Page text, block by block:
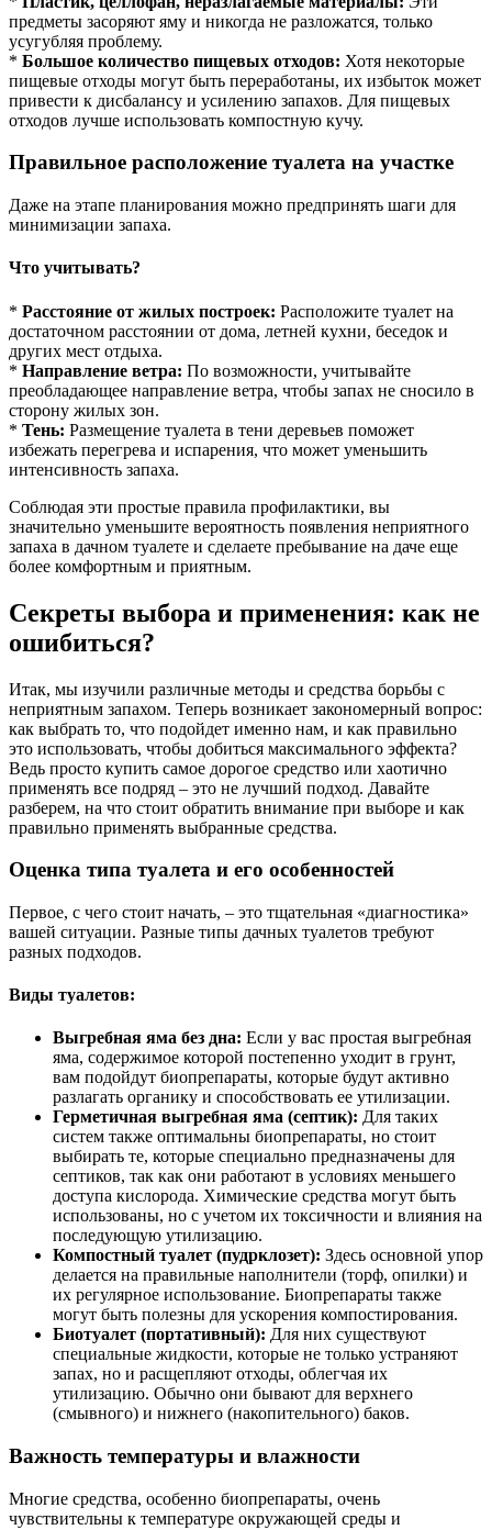
предметы засоряют яму и никогда не разложатся, только
усугубляя проблему.
* Большое количество пищевых отходов: Хотя некоторые
пищевые отходы могут быть переработаны, их избыток может
привести к дисбалансу и усилению запахов. Для пищевых
отходов лучше использовать компостную кучу.
Правильное расположение туалета на участке
Даже на этапе планирования можно предпринять шаги для
минимизации запаха.
Что учитывать?
* Расстояние от жилых построек: Расположите туалет на
достаточном расстоянии от дома, летней кухни, беседок и
других мест отдыха.
* Направление ветра: По возможности, учитывайте
преобладающее направление ветра, чтобы запах не сносило в
сторону жилых зон.
* Тень: Размещение туалета в тени деревьев поможет
избежать перегрева и испарения, что может уменьшить
интенсивность запаха.
Соблюдая эти простые правила профилактики, вы
значительно уменьшите вероятность появления неприятного
запаха в дачном туалете и сделаете пребывание на даче еще
более комфортным и приятным.
Секреты выбора и применения: как не
ошибиться?
Итак, мы изучили различные методы и средства борьбы с
неприятным запахом. Теперь возникает закономерный вопрос:
как выбрать то, что подойдет именно нам, и как правильно
это использовать, чтобы добиться максимального эффекта?
Ведь просто купить самое дорогое средство или хаотично
применять все подряд – это не лучший подход. Давайте
разберем, на что стоит обратить внимание при выборе и как
правильно применять выбранные средства.
Оценка типа туалета и его особенностей
Первое, с чего стоит начать, – это тщательная «диагностика»
вашей ситуации. Разные типы дачных туалетов требуют
разных подходов.
Виды туалетов:
Выгребная яма без дна: Если у вас простая выгребная
яма, содержимое которой постепенно уходит в грунт,
вам подойдут биопрепараты, которые будут активно
разлагать органику и способствовать ее утилизации.
Герметичная выгребная яма (септик): Для таких
систем также оптимальны биопрепараты, но стоит
выбирать те, которые специально предназначены для
септиков, так как они работают в условиях меньшего
доступа кислорода. Химические средства могут быть
использованы, но с учетом их токсичности и влияния на
последующую утилизацию.
Компостный туалет (пудрклозет): Здесь основной упор
делается на правильные наполнители (торф, опилки) и
их регулярное использование. Биопрепараты также
могут быть полезны для ускорения компостирования.
Биотуалет (портативный): Для них существуют
специальные жидкости, которые не только устраняют
запах, но и расщепляют отходы, облегчая их
утилизацию. Обычно они бывают для верхнего
(смывного) и нижнего (накопительного) баков.
Важность температуры и влажности
Многие средства, особенно биопрепараты, очень
чувствительны к температуре окружающей среды и